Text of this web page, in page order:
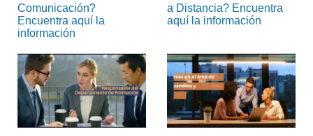
Comunicación?
Encuentra aquí la
información
a Distancia? Encuentra
aquí la información